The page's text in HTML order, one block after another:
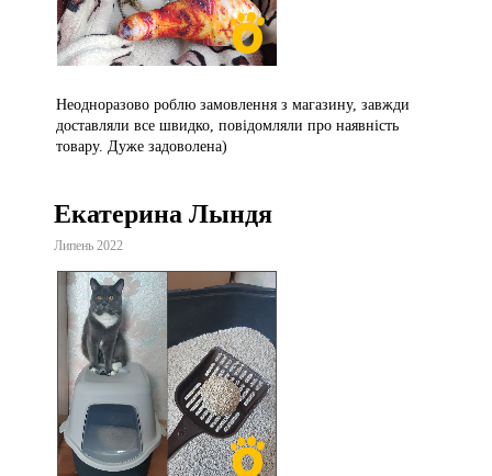
Неодноразово роблю замовлення з магазину, завжди
доставляли все швидко, повідомляли про наявність
товару. Дуже задоволена)
Екатерина Лындя
Липень 2022